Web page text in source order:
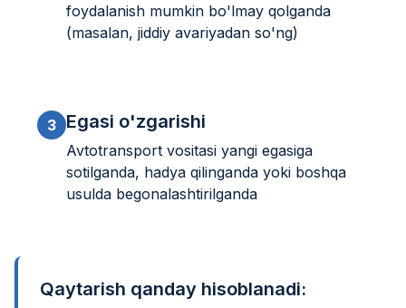
foydalanish mumkin bo'lmay qolganda
(masalan, jiddiy avariyadan so'ng)
3 Egasi o'zgarishi
Avtotransport vositasi yangi egasiga
sotilganda, hadya qilinganda yoki boshqa
usulda begonalashtirilganda
Qaytarish qanday hisoblanadi: